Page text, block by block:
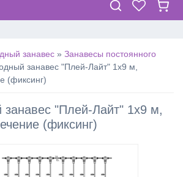
занавес » Занавесы постоянного
занавес "Плей-Лайт" 1х9 м,
(фиксинг)
занавес "Плей-Лайт" 1х9 м,
(фиксинг)